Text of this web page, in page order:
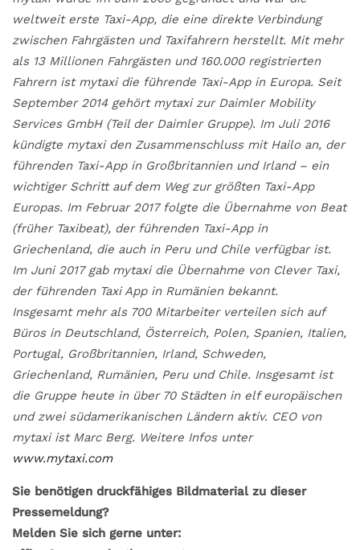
weltweit erste Taxi-App, die eine direkte Verbindung
zwischen Fahrgästen und Taxifahrern herstellt. Mit mehr
als 13 Millionen Fahrgästen und 160.000 registrierten
Fahrern ist mytaxi die führende Taxi-App in Europa. Seit
September 2014 gehört mytaxi zur Daimler Mobility
Services GmbH (Teil der Daimler Gruppe). Im Juli 2016
kündigte mytaxi den Zusammenschluss mit Hailo an, der
führenden Taxi-App in Großbritannien und Irland – ein
wichtiger Schritt auf dem Weg zur größten Taxi-App
Europas. Im Februar 2017 folgte die Übernahme von Beat
(früher Taxibeat), der führenden Taxi-App in
Griechenland, die auch in Peru und Chile verfügbar ist.
Im Juni 2017 gab mytaxi die Übernahme von Clever Taxi,
der führenden Taxi App in Rumänien bekannt.
Insgesamt mehr als 700 Mitarbeiter verteilen sich auf
Büros in Deutschland, Österreich, Polen, Spanien, Italien,
Portugal, Großbritannien, Irland, Schweden,
Griechenland, Rumänien, Peru und Chile. Insgesamt ist
die Gruppe heute in über 70 Städten in elf europäischen
und zwei südamerikanischen Ländern aktiv. CEO von
mytaxi ist Marc Berg. Weitere Infos unter
www.mytaxi.com
Sie benötigen druckfähiges Bildmaterial zu dieser
Pressemeldung?
Melden Sie sich gerne unter: